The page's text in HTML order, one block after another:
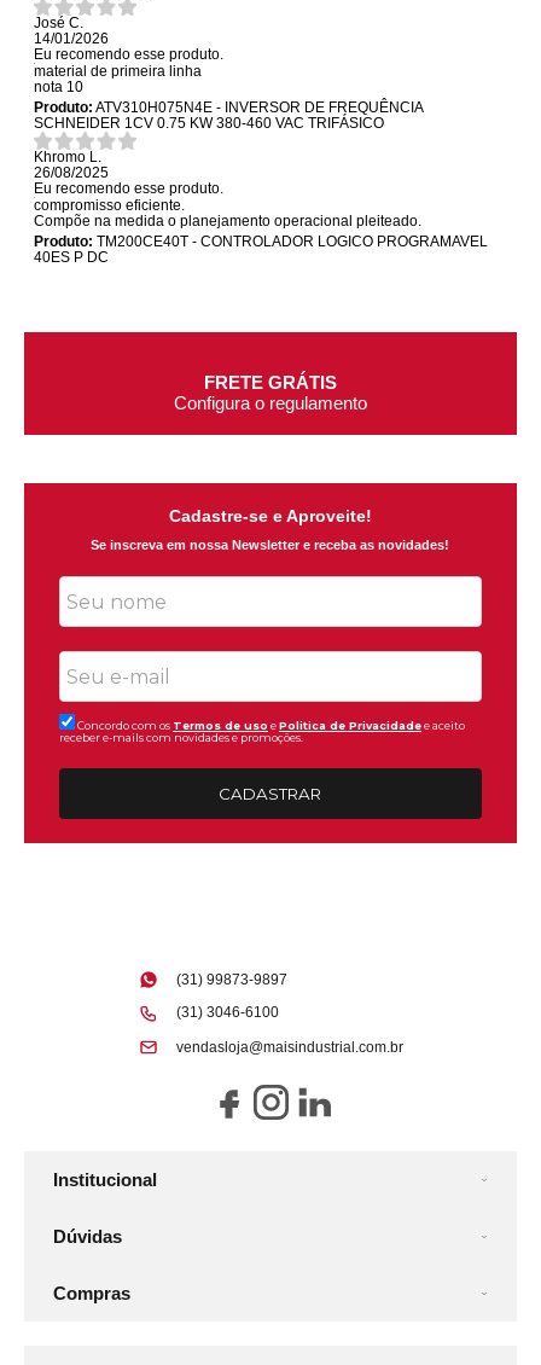
José C.
14/01/2026
Eu recomendo esse produto.
material de primeira linha
nota 10
Produto: ATV310H075N4E - INVERSOR DE FREQUÊNCIA
SCHNEIDER 1CV 0.75 KW 380-460 VAC TRIFÁSICO
Khromo L.
26/08/2025
Eu recomendo esse produto.
compromisso eficiente.
Compõe na medida o planejamento operacional pleiteado.
Produto: TM200CE40T - CONTROLADOR LOGICO PROGRAMAVEL
40ES P DC
FRETE GRÁTIS
Configura o regulamento
Cadastre-se e Aproveite!
Se inscreva em nossa Newsletter e receba as novidades!
Concordo com os Termos de uso ePolitica de Privacidadee aceito
receber e-mails com novidades e promoções.
CADASTRAR
Institucional
Dúvidas
Compras
(31) 99873-9897
(31) 3046-6100
vendasloja@maisindustrial.com.br